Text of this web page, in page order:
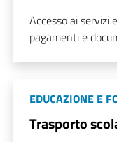
Accesso ai servizi
pagamenti e
EDUCAZIONE E
Trasporto